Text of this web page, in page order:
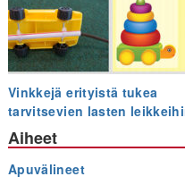
Vinkkejä erityistä tukea
tarvitsevien lasten
Aiheet
Apuvälineet